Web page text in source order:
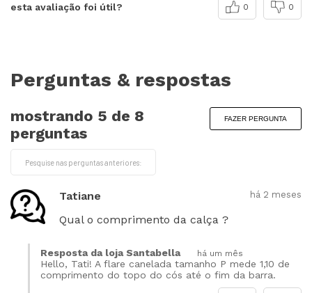
esta avaliação foi útil? 0 0
Perguntas & respostas
mostrando 5 de 8
perguntas
FAZER PERGUNTA
Tatiane há 2 meses
Qual o comprimento da calça ?
Resposta da loja Santabella há um mês
Hello, Tati! A flare canelada tamanho P mede 1,10 de
comprimento do topo do cós até o fim da barra.